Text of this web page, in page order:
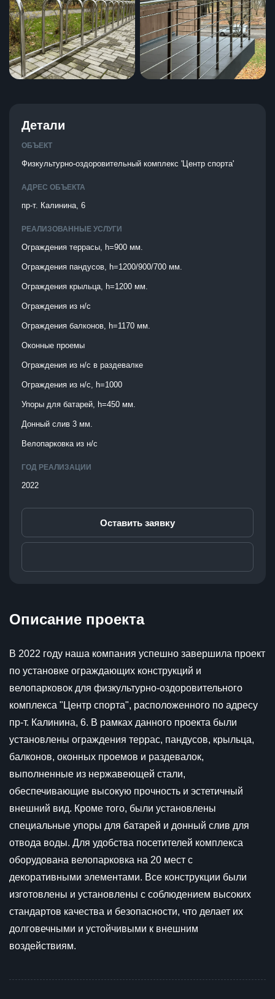
Детали
ОБЪЕКТ
Физкультурно-оздоровительный комплекс 'Центр спорта'
АДРЕС ОБЪЕКТА
пр-т. Калинина, 6
РЕАЛИЗОВАННЫЕ УСЛУГИ
Ограждения террасы, h=900 мм.
Ограждения пандусов, h=1200/900/700 мм.
Ограждения крыльца, h=1200 мм.
Ограждения из н/с
Ограждения балконов, h=1170 мм.
Оконные проемы
Ограждения из н/с в раздевалке
Ограждения из н/с, h=1000
Упоры для батарей, h=450 мм.
Донный слив 3 мм.
Велопарковка из н/с
ГОД РЕАЛИЗАЦИИ
2022
Оставить заявку
Описание проекта
В 2022 году наша компания успешно завершила проект
по установке ограждающих конструкций и
велопарковок для физкультурно-оздоровительного
комплекса "Центр спорта", расположенного по адресу
пр-т. Калинина, 6. В рамках данного проекта были
установлены ограждения террас, пандусов, крыльца,
балконов, оконных проемов и раздевалок,
выполненные из нержавеющей стали,
обеспечивающие высокую прочность и эстетичный
внешний вид. Кроме того, были установлены
специальные упоры для батарей и донный слив для
отвода воды. Для удобства посетителей комплекса
оборудована велопарковка на 20 мест с
декоративными элементами. Все конструкции были
изготовлены и установлены с соблюдением высоких
стандартов качества и безопасности, что делает их
долговечными и устойчивыми к внешним
воздействиям.